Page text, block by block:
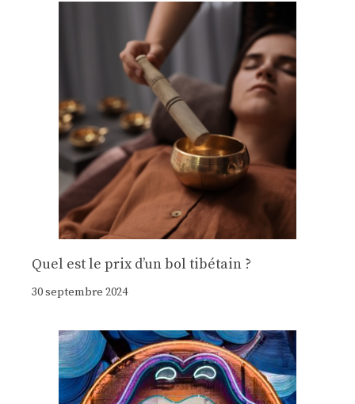
Quel est le prix d’un bol tibétain ?
30 septembre 2024